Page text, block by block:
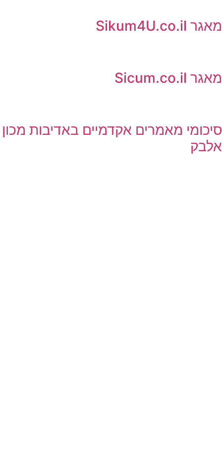
מאגר Sikum4U.co.il
מאגר Sicum.co.il
סיכומי מאמרים אקדמיים באדיבות מכון
אלבק